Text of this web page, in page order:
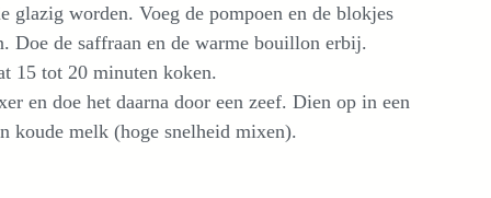
glazig worden. Voeg de pompoen en de blokjes
Doe de saffraan en de warme bouillon erbij.
15 tot 20 minuten koken.
en doe het daarna door een zeef. Dien op in een
koude melk (hoge snelheid mixen).